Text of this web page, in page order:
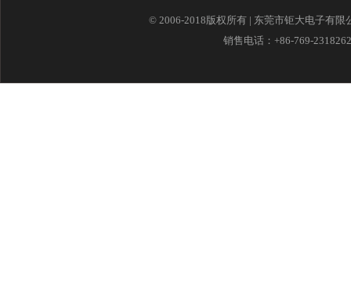
© 2006-2018版权所有 | 东莞市钜大电子有
销售电话：+86-769-